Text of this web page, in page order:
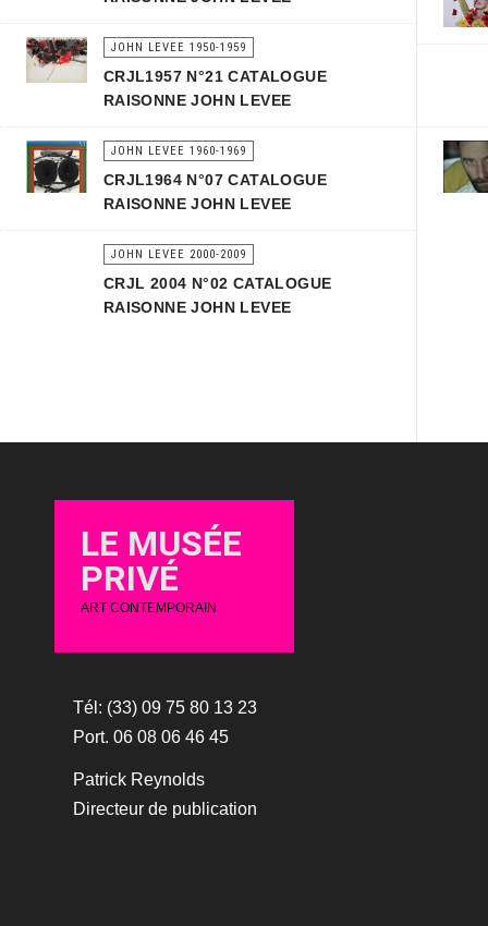
JOHN LEVEE 1950-1959
CRJL1957 N°21 CATALOGUE
RAISONNE JOHN LEVEE
JOHN LEVEE 1960-1969
CRJL1964 N°07 CATALOGUE
RAISONNE JOHN LEVEE
JOHN LEVEE 2000-2009
CRJL 2004 N°02 CATALOGUE
RAISONNE JOHN LEVEE
LE MUSÉE
PRIVÉ
ART CONTEMPORAIN
Tél: (33) 09 75 80 13 23
Port. 06 08 06 46 45
Patrick Reynolds
Directeur de publication